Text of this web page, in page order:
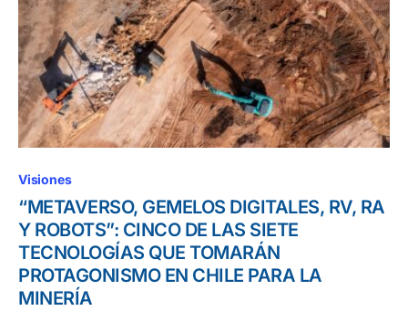
Visiones
“METAVERSO, GEMELOS DIGITALES, RV, RA
Y ROBOTS”: CINCO DE LAS SIETE
TECNOLOGÍAS QUE TOMARÁN
PROTAGONISMO EN CHILE PARA LA
MINERÍA